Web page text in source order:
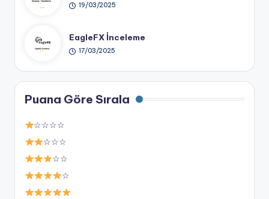
19/03/2025
EagleFX İnceleme
17/03/2025
Puana Göre Sırala
☆☆☆☆
☆☆☆
☆☆
☆